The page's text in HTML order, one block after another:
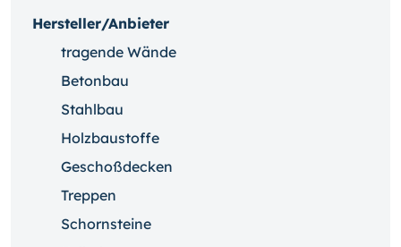
Hersteller/Anbieter
tragende Wände
Betonbau
Stahlbau
Holzbaustoffe
Geschoßdecken
Treppen
Schornsteine